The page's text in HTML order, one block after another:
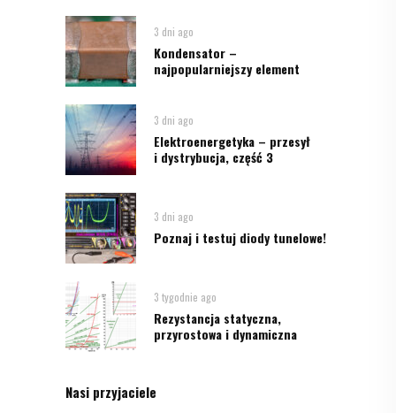
3 dni ago
Kondensator –
najpopularniejszy element
3 dni ago
Elektroenergetyka – przesył
i dystrybucja, część 3
3 dni ago
Poznaj i testuj diody tunelowe!
3 tygodnie ago
Rezystancja statyczna,
przyrostowa i dynamiczna
Nasi przyjaciele